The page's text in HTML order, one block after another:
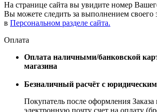
На странице сайта вы увидите номер
Вы можете следить за выполнением своего
в Персональном разделе сайта.
Оплата
Оплата наличными/банковской
магазина
Безналичный расчёт с
Покупатель после оформления Заказа